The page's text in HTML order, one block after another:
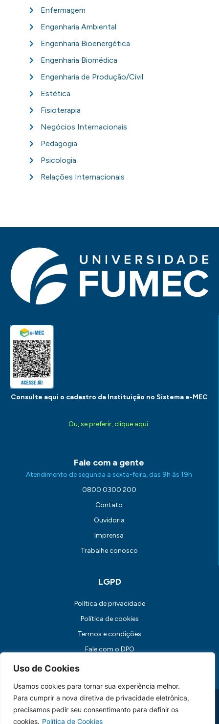
Uso de Cookies
Usamos cookies para tornar sua experiência melhor.
Para cumprir a nova diretiva de privacidade eletrônica,
precisamos pedir seu consentimento para definir os
cookies. Política de Cookies
Enfermagem
Engenharia Ambiental
Engenharia Bioenergética
Engenharia Biomédica
Engenharia de Produção/Civil
Estética
Fisioterapia
Negócios Internacionais
Pedagogia
Psicologia
Relações Internacionais
Consulte aqui o cadastro da Instituição no Sistema e-MEC
Ou, se preferir, clique aqui.
Fale com a gente
Atendimento de segunda a sexta-feira, das 9h às 19h
0800 0300 200
Contato
Ouvidoria
Imprensa
Trabalhe conosco
LGPD
Política de privacidade
Política de cookies
Termos e condições
Fale com o DPO
Canal de Comunicação com os Titulares dos Dados
Universidade FUMEC: Rua Cobre, 200 Bairro Cruzeiro CEP: 30.310-
190 Belo Horizonte / MG
CNPJ: 17.253.253/0001-70